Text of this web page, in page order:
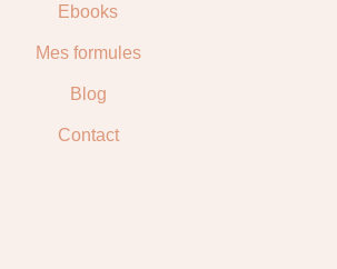
Ebooks
Mes formules
Blog
Contact